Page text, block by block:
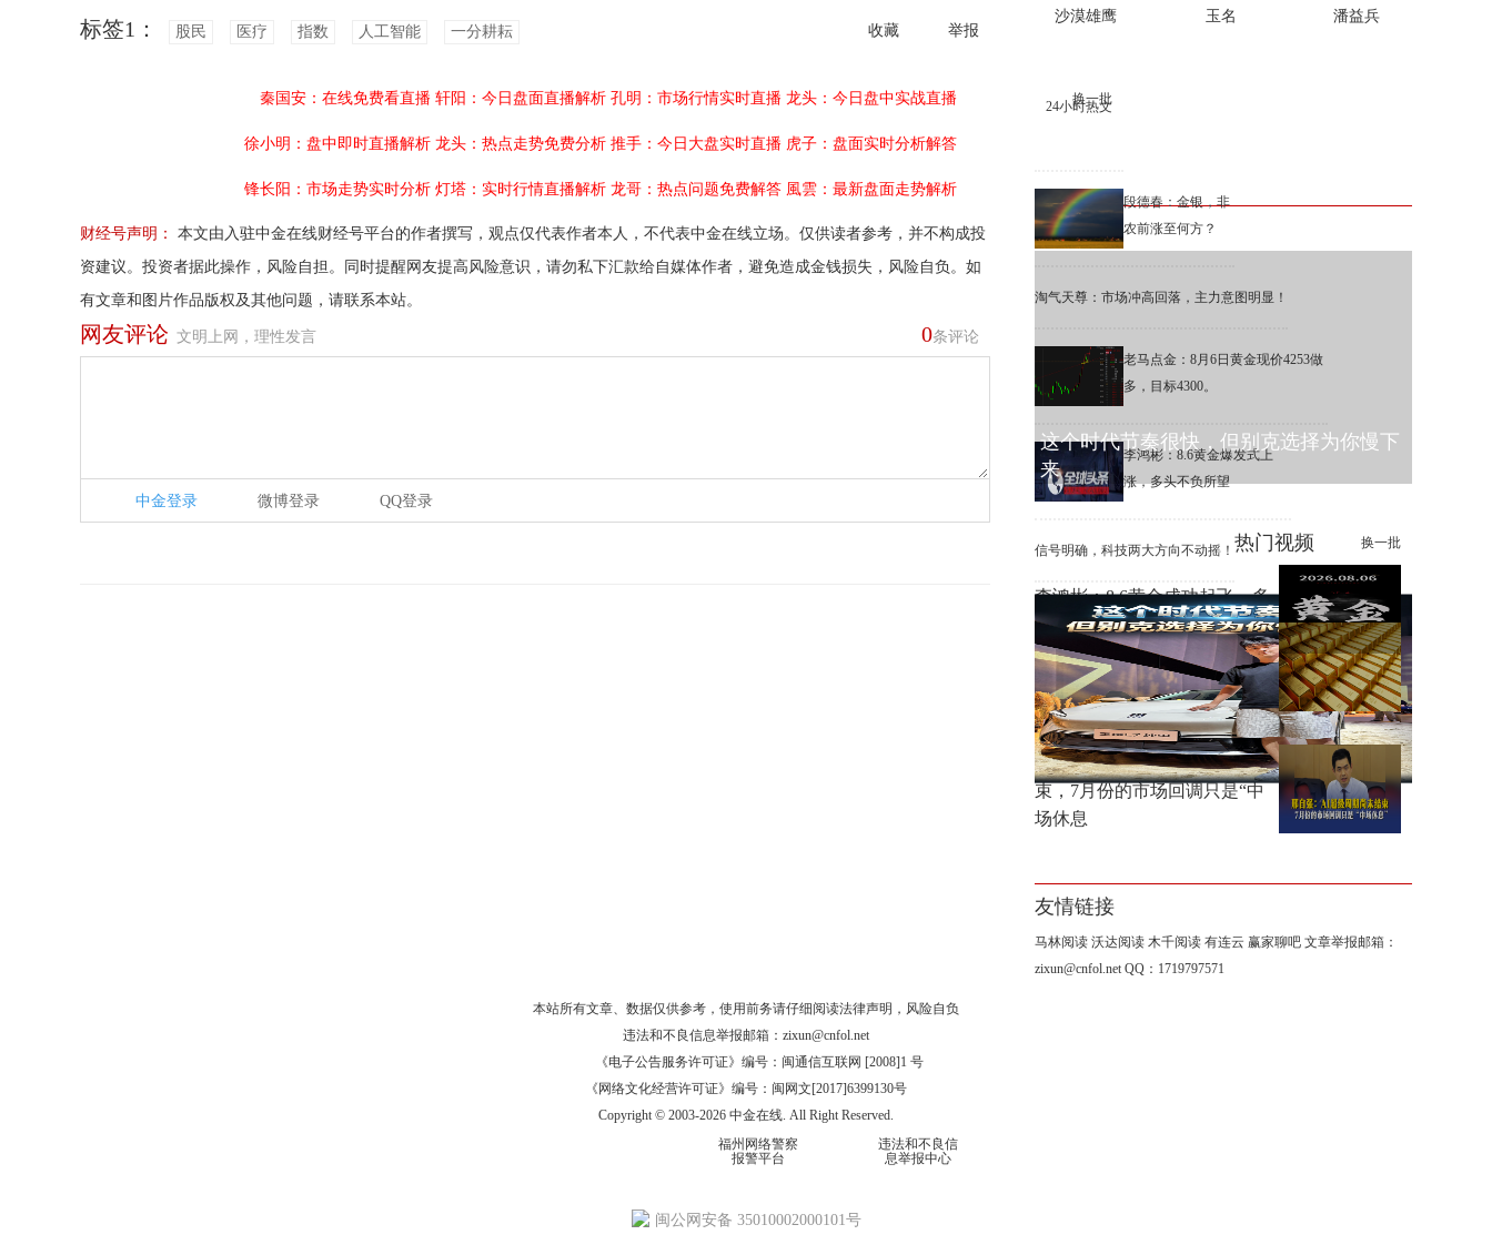
收藏 举报
标签1： 股民 医疗 指数 人工智能 一分耕耘
秦国安：在线免费看直播 轩阳：今日盘面直播解析 孔明：市场行情实时直播 龙头：今日盘中实战直播
徐小明：盘中即时直播解析 龙头：热点走势免费分析 推手：今日大盘实时直播 虎子：盘面实时分析解答
锋长阳：市场走势实时分析 灯塔：实时行情直播解析 龙哥：热点问题免费解答 風雲：最新盘面走势解析
财经号声明：
本文由入驻中金在线财经号平台的作者撰写，观点仅代表作者本人，不代表中金在线立场。仅供读者参考，并不构成投
资建议。投资者据此操作，风险自担。同时提醒网友提高风险意识，请勿私下汇款给自媒体作者，避免造成金钱损失，风险自负。如
有文章和图片作品版权及其他问题，请联系本站。
0条评论
网友评论 文明上网，理性发言
中金登录 微博登录 QQ登录
沙漠雄鹰 玉名 潘益兵
24小时热文
换一批
段德春：金银，非
农前涨至何方？
淘气天尊：市场冲高回落，主力意图明显！
老马点金：8月6日黄金现价4253做
多，目标4300。
李鸿彬：8.6黄金爆发式上
涨，多头不负所望
信号明确，科技两大方向不动摇！ 热门视频 换一批
这个时代节奏很快，但别克选择为你慢下
来
李鸿彬：8.6黄金成功起飞，多
头打响反攻战
黄金大涨，错过机会，总比低
位割肉强！
邢自强：AI超级周期尚未结
束，7月份的市场回调只是“中
场休息
友情链接
马林阅读 沃达阅读 木千阅读 有连云 赢家聊吧 文章举报邮箱：
zixun@cnfol.net QQ：1719797571
本站所有文章、数据仅供参考，使用前务请仔细阅读法律声明 ，风险自负
违法和不良信息举报邮箱： zixun@cnfol.net
《电子公告服务许可证》编号：闽通信互联网 [2008]1 号
《网络文化经营许可证》编号：闽网文[2017]6399130号
Copyright © 2003-2026 中金在线. All Right Reserved.
福州网络警察
报警平台
违法和不良信
息举报中心
闽公网安备 35010002000101号